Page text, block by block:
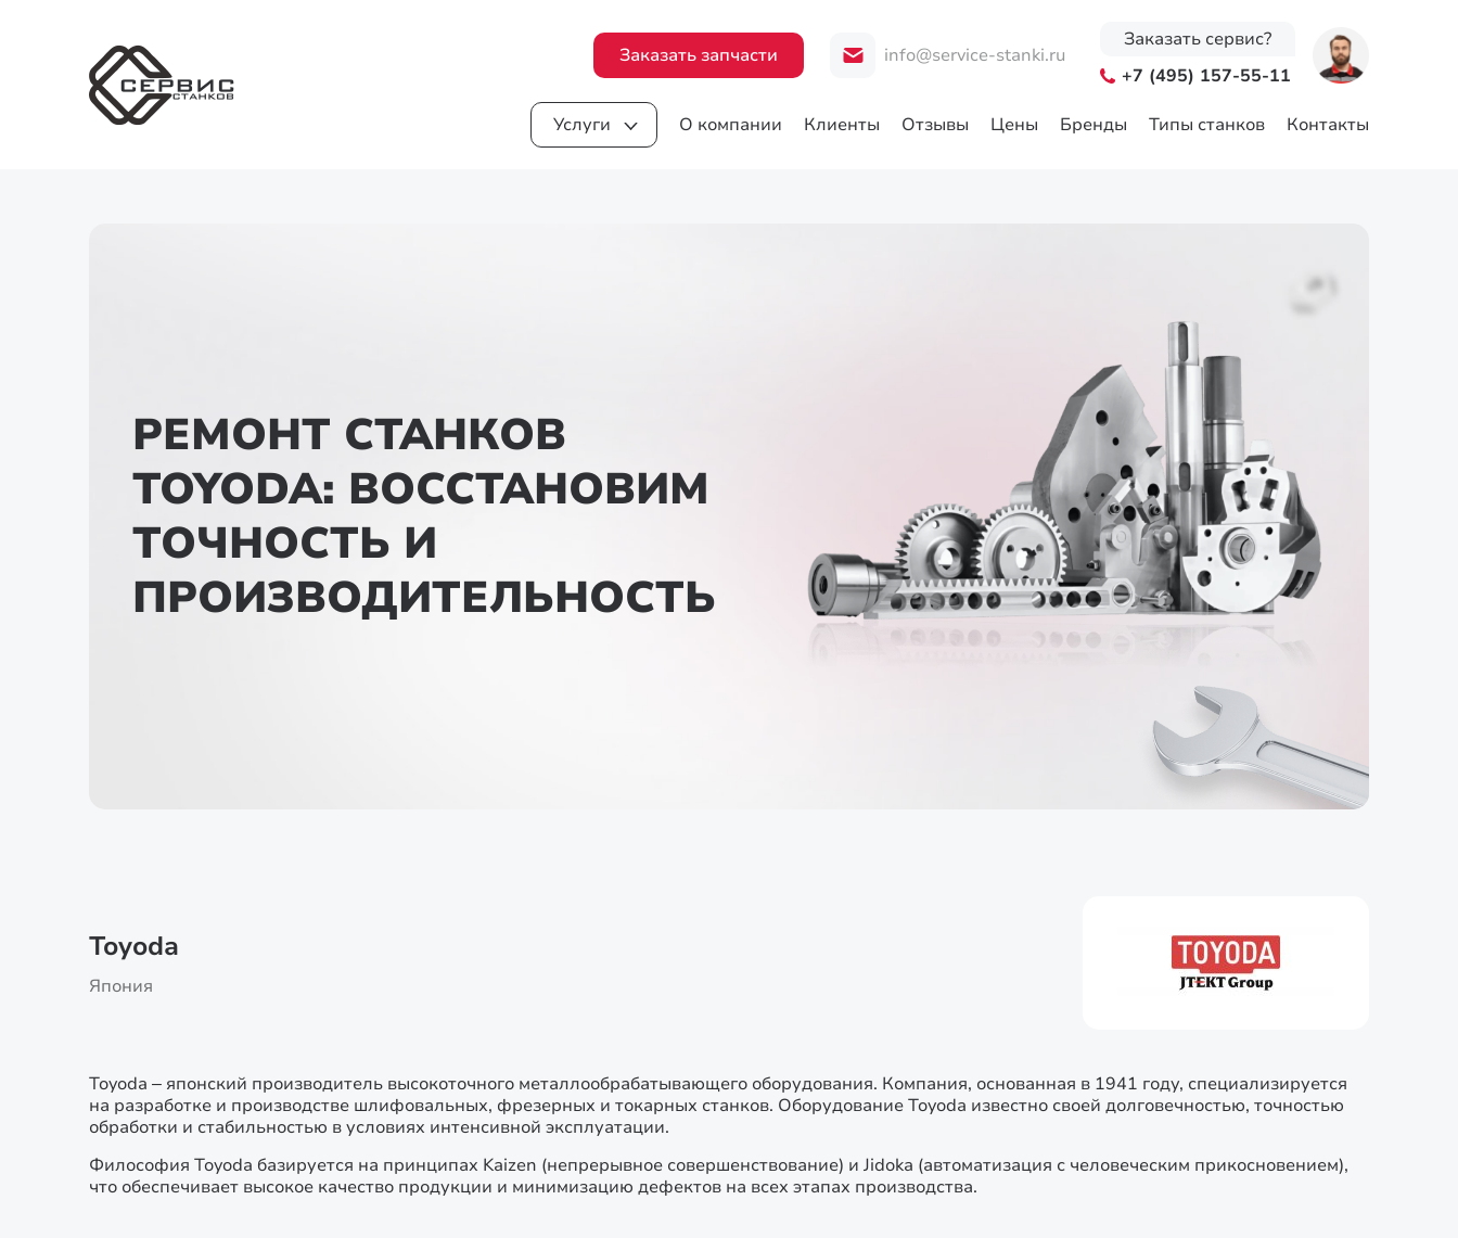
Услуги О компании Клиенты Отзывы Цены Бренды Типы станков Контакты
Заказать запчасти info@service-stanki.ru
Заказать сервис?
+7 (495) 157-55-11
РЕМОНТ СТАНКОВ
TOYODA: ВОССТАНОВИМ
ТОЧНОСТЬ И
ПРОИЗВОДИТЕЛЬНОСТЬ
Toyoda
Япония
Toyoda – японский производитель высокоточного металлообрабатывающего оборудования. Компания, основанная в 1941 году, специализируется
на разработке и производстве шлифовальных, фрезерных и токарных станков. Оборудование Toyoda известно своей долговечностью, точностью
обработки и стабильностью в условиях интенсивной эксплуатации.
Философия Toyoda базируется на принципах Kaizen (непрерывное совершенствование) и Jidoka (автоматизация с человеческим прикосновением),
что обеспечивает высокое качество продукции и минимизацию дефектов на всех этапах производства.